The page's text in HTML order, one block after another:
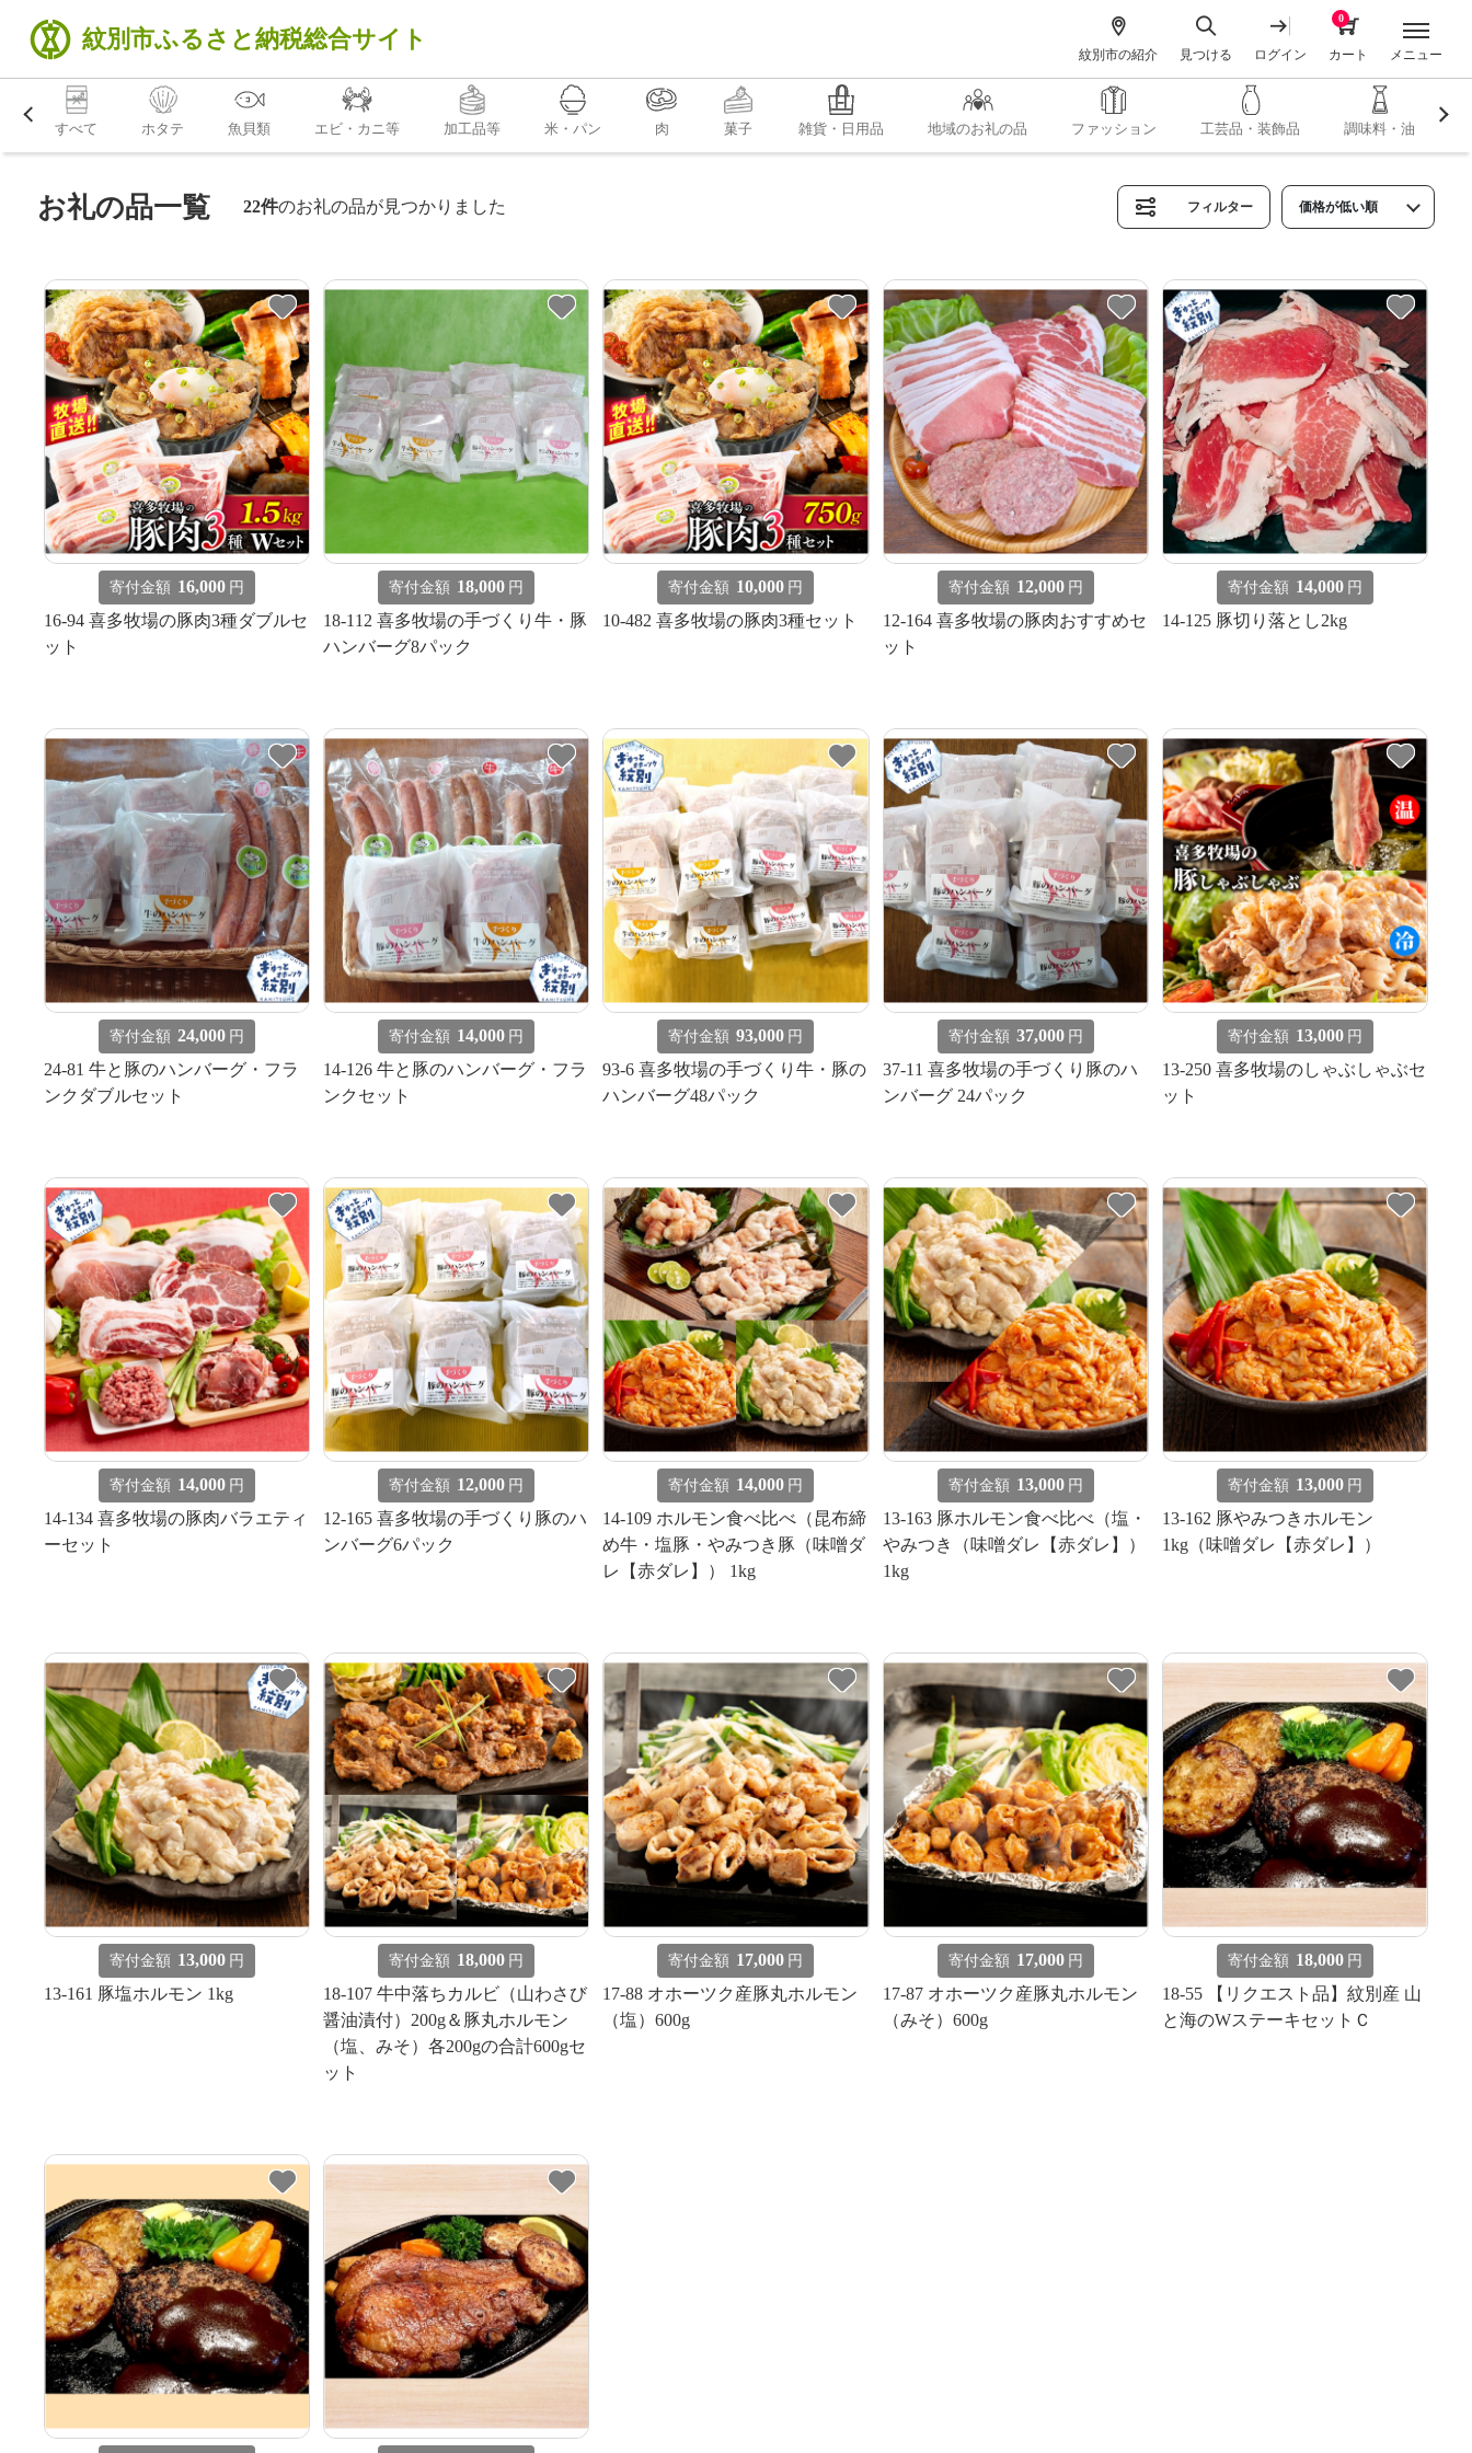
紋別市ふるさと納税総合サイト
紋別市の紹介 見つける ログイン カート
0
メニュー
すべて ホタテ 魚貝類 エビ・カニ等 加工品等 米・パン 肉 菓子 雑貨・日用品 地域のお礼の品 ファッション 工芸品・装飾品 調味料・油
お礼の品一覧 22件のお礼の品が見つかりました フィルター
寄付金額 16,000 円
16-94 喜多牧場の豚肉3種ダブルセ
ット
寄付金額 18,000 円
18-112 喜多牧場の手づくり牛・豚
ハンバーグ8パック
寄付金額 10,000 円
10-482 喜多牧場の豚肉3種セット
寄付金額 12,000 円
12-164 喜多牧場の豚肉おすすめセ
ット
寄付金額 14,000 円
14-125 豚切り落とし2kg
寄付金額 24,000 円
24-81 牛と豚のハンバーグ・フラ
ンクダブルセット
寄付金額 14,000 円
14-126 牛と豚のハンバーグ・フラ
ンクセット
寄付金額 93,000 円
93-6 喜多牧場の手づくり牛・豚の
ハンバーグ48パック
寄付金額 37,000 円
37-11 喜多牧場の手づくり豚のハ
ンバーグ 24パック
寄付金額 13,000 円
13-250 喜多牧場のしゃぶしゃぶセ
ット
寄付金額 14,000 円
14-134 喜多牧場の豚肉バラエティ
ーセット
寄付金額 12,000 円
12-165 喜多牧場の手づくり豚のハ
ンバーグ6パック
寄付金額 14,000 円
14-109 ホルモン食べ比べ（昆布締
め牛・塩豚・やみつき豚（味噌ダ
レ【赤ダレ】） 1kg
寄付金額 13,000 円
13-163 豚ホルモン食べ比べ（塩・
やみつき（味噌ダレ【赤ダレ】）
1kg
寄付金額 13,000 円
13-162 豚やみつきホルモン
1kg（味噌ダレ【赤ダレ】）
寄付金額 13,000 円
13-161 豚塩ホルモン 1kg
寄付金額 18,000 円
18-107 牛中落ちカルビ（山わさび
醤油漬付）200g＆豚丸ホルモン
（塩、みそ）各200gの合計600gセ
ット
寄付金額 17,000 円
17-88 オホーツク産豚丸ホルモン
（塩）600g
寄付金額 17,000 円
17-87 オホーツク産豚丸ホルモン
（みそ）600g
寄付金額 18,000 円
18-55 【リクエスト品】紋別産 山
と海のWステーキセットＣ